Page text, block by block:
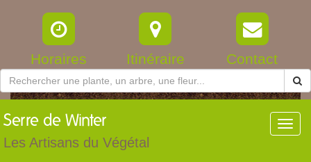
Horaires Itinéraire Contact
Serre de Winter
Les Artisans du Végétal